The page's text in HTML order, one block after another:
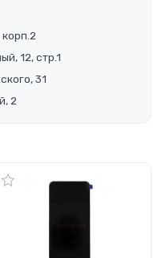
12, стр.1
31
2